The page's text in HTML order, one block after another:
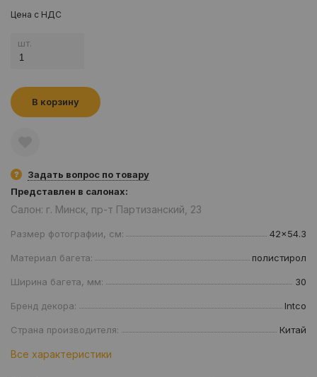
Цена с НДС
шт.
В корзину
Задать вопрос по товару
Представлен в салонах:
Салон: г. Минск, пр-т Партизанский, 23
Размер фотографии, см: 42x54.3
Материал багета: полистирол
Ширина багета, мм: 30
Бренд декора: Intco
Страна производителя: Китай
Все характеристики